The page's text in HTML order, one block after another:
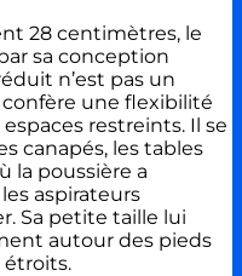
28 centimètres, le
sa conception
n’est pas un
une flexibilité
restreints. Il se
canapés, les tables
la poussière a
aspirateurs
Sa petite taille lui
autour des pieds
étroits.